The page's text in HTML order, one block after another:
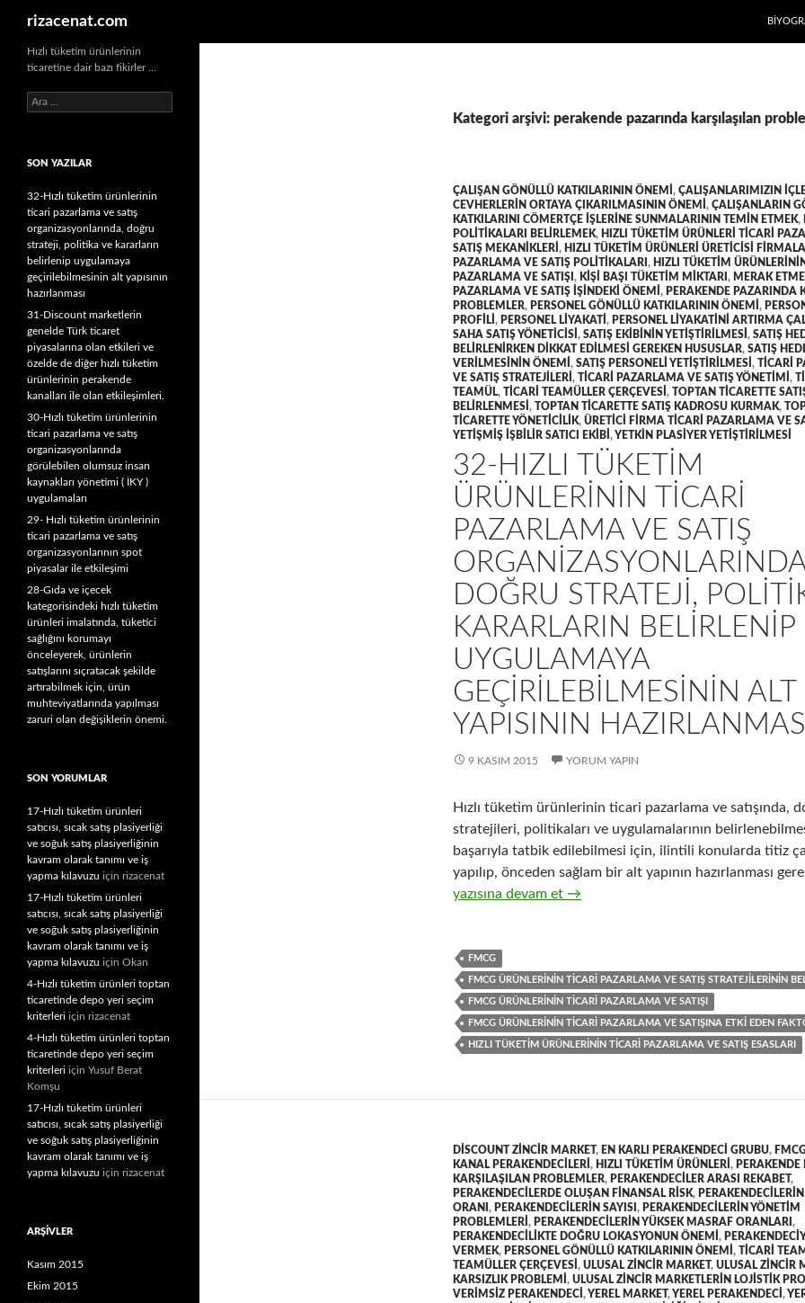
rizacenat.com
Kategori arşivi: perakende pazarında karşılaşılan
ÇALIŞAN GÖNÜLLÜ KATKILARININ ÖNEMI , ÇALIŞANLARIMIZIN
CEVHERLERIN ORTAYA ÇIKARILMASININ ÖNEMI , ÇALIŞANLARIN
KATKILARINI CÖMERTÇE IŞLERINE SUNMALARININ TEMIN ETMEK,
POLITIKALARI BELIRLEMEK, HIZLI TÜKETIM ÜRÜNLERI TICARI
SATIŞ MEKANIKLERI , HIZLI TÜKETIM ÜRÜNLERI ÜRETICISI
PAZARLAMA VE SATIŞ POLITIKALARI , HIZLI TÜKETIM
PAZARLAMA VE SATIŞI , KIŞI BAŞI TÜKETIM MIKTARI , MERAK
PAZARLAMA VE SATIŞ IŞINDEKI ÖNEMI , PERAKENDE PAZARINDA
PROBLEMLER, PERSONEL GÖNÜLLÜ KATKILARININ ÖNEMI ,
PROFILI , PERSONEL LIYAKATI , PERSONEL LIYAKATINI ARTIRMA
SAHA SATIŞ YÖNETICISI , SATIŞ EKIBININ YETIŞTIRILMESI , SATIŞ
BELIRLENIRKEN DIKKAT EDILMESI GEREKEN HUSUSLAR, SATIŞ
VERILMESININ ÖNEMI , SATIŞ PERSONELI YETIŞTIRILMESI , TICARI
VE SATIŞ STRATEJILERI , TICARI PAZARLAMA VE SATIŞ YÖNETIMI ,
TEAMÜL, TICARI TEAMÜLLER ÇERÇEVESI , TOPTAN TICARETTE
BELIRLENMESI , TOPTAN TICARETTE SATIŞ KADROSU KURMAK,
TICARETTE YÖNETICILIK, ÜRETICI FIRMA TICARI PAZARLAMA VE
YETIŞMIŞ IŞBILIR SATICI EKIBI ,YETKIN PLASIYER YETIŞTIRILMESI
32-HIZLI TÜKETIM
ÜRÜNLERININ TICARI
PAZARLAMA VE SATIŞ
DOĞRU STRATEJI,
KARARLARIN BELIRLENIP
UYGULAMAYA
GEÇIRILEBILMESININ ALT
YAPISININ HAZIRLANMASI
9 KASIM 2015 YORUM YAPIN
Hızlı tüketim ürünlerinin ticari pazarlama ve satışında,
stratejileri, politikaları ve uygulamalarının
başarıyla tatbik edilebilmesi için, ilintili konularda titiz
yapılıp, önceden sağlam bir alt yapının hazırlanması
32-Hızlı tüketim ürünlerinin ticari pazarlama ve satış
yazısına devam et →
FMCG
FMCG ÜRÜNLERININ TICARI PAZARLAMA VE SATIŞ STRATEJILERININ
FMCG ÜRÜNLERININ TICARI PAZARLAMA VE SATIŞI
FMCG ÜRÜNLERININ TICARI PAZARLAMA VE SATIŞINA ETKI EDEN
HIZLI TÜKETIM ÜRÜNLERININ TICARI PAZARLAMA VE SATIŞ ESASLARI
DISCOUNT ZINCIR MARKET, EN KARLI PERAKENDECI GRUBU,
KANAL PERAKENDECILERI , HIZLI TÜKETIM ÜRÜNLERI ,
KARŞILAŞILAN PROBLEMLER, PERAKENDECILER ARASI REKABET,
PERAKENDECILERDE OLUŞAN FINANSAL RISK,
ORANI , PERAKENDECILERIN SAYISI , PERAKENDECILERIN YÖNETIM
PROBLEMLERI , PERAKENDECILERIN YÜKSEK MASRAF ORANLARI ,
PERAKENDECILIKTE DOĞRU LOKASYONUN ÖNEMI ,
VERMEK, PERSONEL GÖNÜLLÜ KATKILARININ ÖNEMI , TICARI
TEAMÜLLER ÇERÇEVESI , ULUSAL ZINCIR MARKET, ULUSAL ZINCIR
KARSIZLIK PROBLEMI , ULUSAL ZINCIR MARKETLERIN LOJISTIK
VERIMSIZ PERAKENDECI ,YEREL MARKET,YEREL PERAKENDECI ,
Hızlı tüketim ürünlerinin
ticaretine dair bazı fikirler …
A
r
a
SON YAZILAR
32-Hızlı tüketim ürünlerinin
ticari pazarlama ve satış
organizasyonlarında, doğru
strateji, politika ve kararların
belirlenip uygulamaya
geçirilebilmesinin alt yapısının
hazırlanması
31-Discount marketlerin
genelde Türk ticaret
piyasalarına olan etkileri ve
özelde de diğer hızlı tüketim
ürünlerinin perakende
kanalları ile olan etkileşimleri.
30-Hızlı tüketim ürünlerinin
ticari pazarlama ve satış
organizasyonlarında
görülebilen olumsuz insan
kaynakları yönetimi ( İKY )
uygulamaları
29- Hızlı tüketim ürünlerinin
ticari pazarlama ve satış
organizasyonlarının spot
piyasalar ile etkileşimi
28-Gıda ve içecek
kategorisindeki hızlı tüketim
ürünleri imalatında, tüketici
sağlığını korumayı
önceleyerek, ürünlerin
satışlarını sıçratacak şekilde
artırabilmek için, ürün
muhteviyatlarında yapılması
zaruri olan değişiklerin önemi.
SON YORUMLAR
17-Hızlı tüketim ürünleri
satıcısı, sıcak satış plasiyerliği
ve soğuk satış plasiyerliğinin
kavram olarak tanımı ve iş
yapma kılavuzu için rizacenat
17-Hızlı tüketim ürünleri
satıcısı, sıcak satış plasiyerliği
ve soğuk satış plasiyerliğinin
kavram olarak tanımı ve iş
yapma kılavuzu için Okan
4-Hızlı tüketim ürünleri toptan
ticaretinde depo yeri seçim
kriterleri için rizacenat
4-Hızlı tüketim ürünleri toptan
ticaretinde depo yeri seçim
kriterleri için Yusuf Berat
Komşu
17-Hızlı tüketim ürünleri
satıcısı, sıcak satış plasiyerliği
ve soğuk satış plasiyerliğinin
kavram olarak tanımı ve iş
yapma kılavuzu için rizacenat
ARŞIVLER
Kasım 2015
Ekim 2015